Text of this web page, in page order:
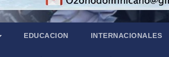
EDUCACION INTERNACIONALES